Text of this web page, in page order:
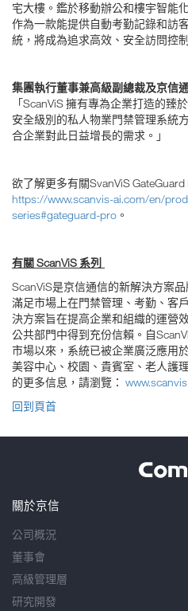
宅大樓。鑑於移動辦公和樓宇智能
作為一款能提供自動考勤記錄和訪
統，將成為追求高效、安全訪問控
集團執行董事兼高級副總裁及京信
「ScanViS 擁有專為企業打造的臻
安全級別的私人物業門禁管理系統
合企業對此日益增長的需求。」
欲了解更多有關SvanViS
https://www.scanvis-ai.com/en/
series#gateguard-pro 。
有關 ScanViS 系列
ScanViS是京信通信的新解決方案
滿足市場上在門禁管理、考勤、客
決方案旨在提高企業和組織的運營
公共部門中得到充份信賴。自
市場以來，系統已被企業廣泛應用
美容中心、校園、貴賓室、老人護
的更多信息，請瀏覽：
回到頁首
關於京信
公司概況
董事會
高級管理層
研究開發